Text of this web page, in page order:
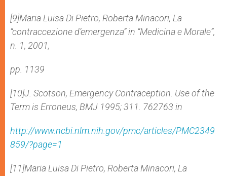
[9]Maria Luisa Di Pietro, Roberta Minacori, La
“contraccezione d’emergenza” in “Medicina e Morale”,
n. 1, 2001,
pp. 11­39
[10]J. Scotson, Emergency Contraception. Use of the
Term is Erroneus, BMJ 1995; 311. 762­763 in
http://www.ncbi.nlm.nih.gov/pmc/articles/PMC2349
859/?page=1
[11]Maria Luisa Di Pietro, Roberta Minacori, La